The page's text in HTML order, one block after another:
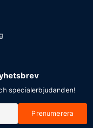
specialerbjudanden!
Prenumerera